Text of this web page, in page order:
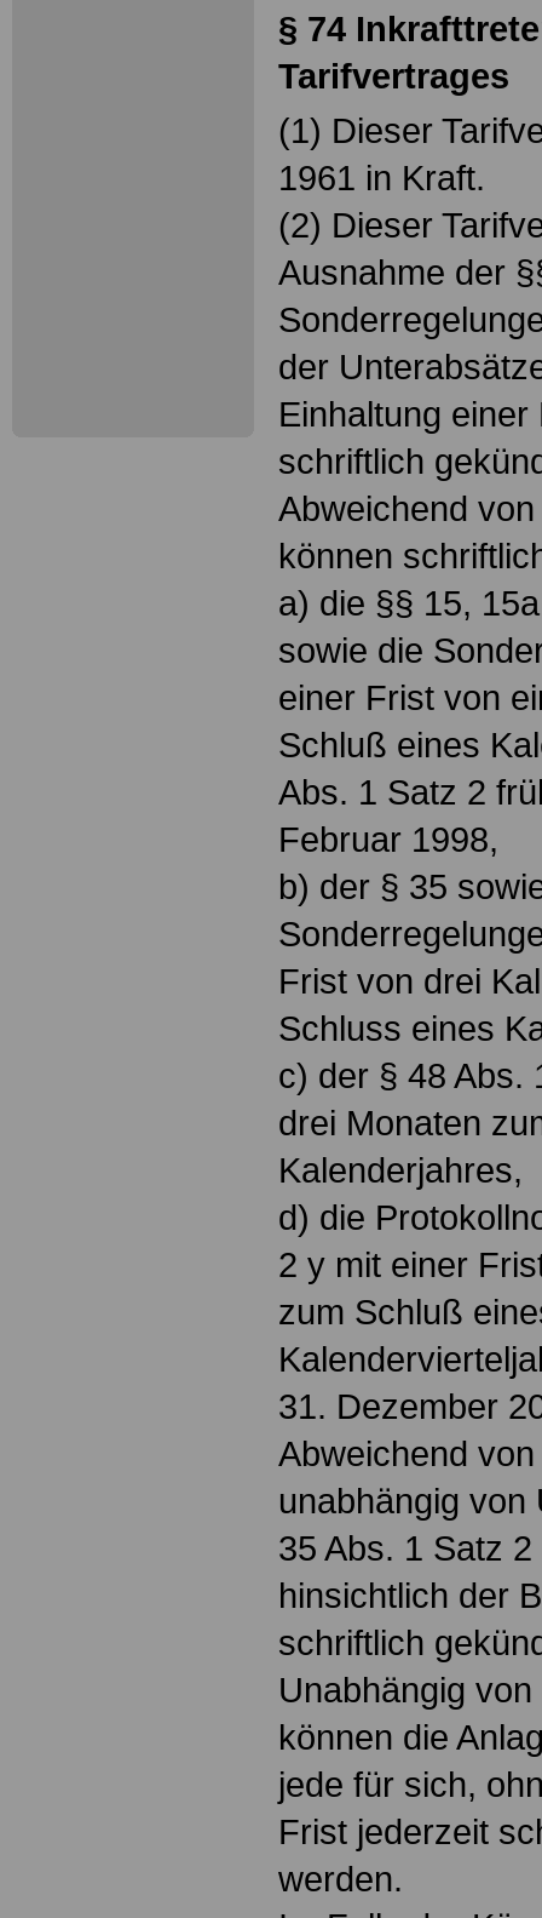
§ 74
Tarifvertrages
(1) Dieser
1961 in Kraft.
(2) Dieser
Ausnahme der
der
Einhaltung
schriftlich
Abweichend
können
a) die §§ 15,
sowie die
einer Frist von
Schluß eines
Abs. 1 Satz 2
Februar 1998,
b) der § 35
Frist von drei
Schluss eines
c) der § 48 Abs.
drei Monaten
Kalenderjahres,
d) die
2 y mit einer
zum Schluß
31. Dezember
Abweichend
unabhängig von
35 Abs. 1 Satz
hinsichtlich der
schriftlich
Unabhängig
können die
jede für sich,
Frist jederzeit
werden.